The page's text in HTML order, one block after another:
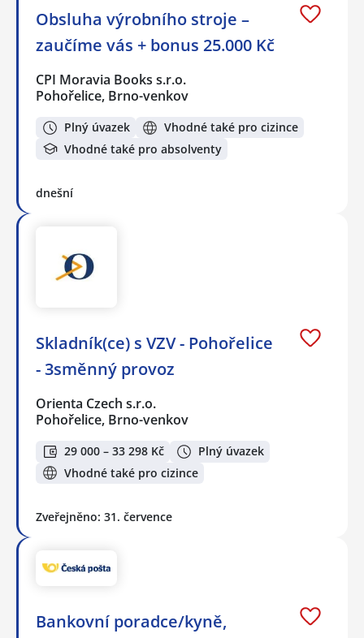
Obsluha výrobního stroje –
zaučíme vás + bonus 25.000 Kč
CPI Moravia Books s.r.o.
Pohořelice, Brno-venkov
Plný úvazek
Vhodné také pro cizince
Vhodné také pro absolventy
dnešní
Skladník(ce) s VZV - Pohořelice
- 3směnný provoz
Orienta Czech s.r.o.
Pohořelice, Brno-venkov
29 000 – 33 298 Kč
Plný úvazek
Vhodné také pro cizince
Zveřejněno: 31. července
Bankovní poradce/kyně,